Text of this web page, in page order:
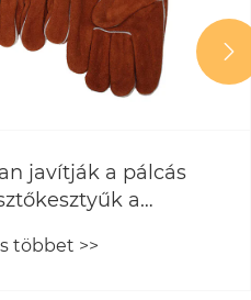
alakítják át a MIG
a
többet >>
